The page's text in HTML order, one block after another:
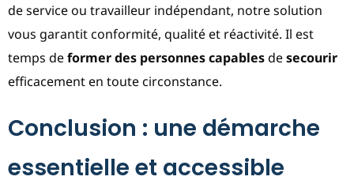
de service ou travailleur indépendant, notre solution
vous garantit conformité, qualité et réactivité. Il est
temps deformer des personnes capablesdesecourir
efficacement en toute circonstance.
Conclusion : une démarche
essentielle et accessible